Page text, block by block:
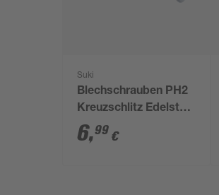
Suki
Blechschrauben PH2
Kreuzschlitz Edelstahl
4,2 x 22 mm 50 Stück
6,99 €